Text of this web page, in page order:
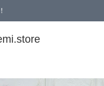
免運費優惠！（適用於 本地送